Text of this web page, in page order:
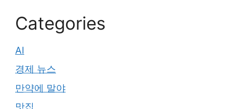
Categories
AI
경제 뉴스
만약에 말야